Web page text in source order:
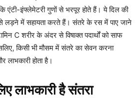
एंटी-इंफ्लेमेटरी गुणों से भरपूर होते हैं। ये दिल की
लड़ने में सहायता करते हैं। संतरे के रस में पाए जाने
C शरीर के अंदर से विषाक्त पदार्थों को साफ
किसी भी मौसम में संतरे का सेवन करना
लाभकारी होता है।
लाभकारी है संतरा